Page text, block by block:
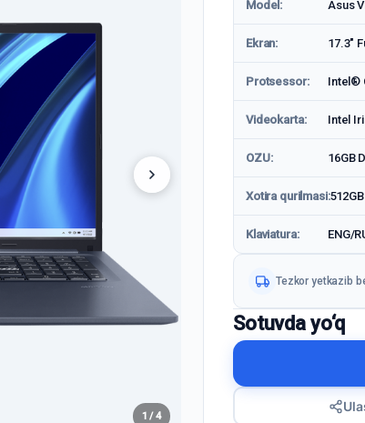
1 / 4
Model: Asus
Ekran: 17.3"
Protsessor: Intel®
Videokarta: Intel
OZU: 16GB
Xotira qurilmasi:
Klaviatura: ENG/
Tezkor yetkazib
Sotuvda yo‘q